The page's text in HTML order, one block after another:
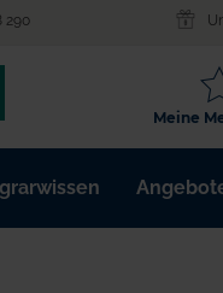
290
Meine